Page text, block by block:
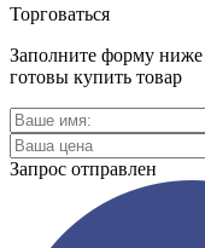
Торговаться
Заполните форму
готовы купить товар
Запрос отправлен